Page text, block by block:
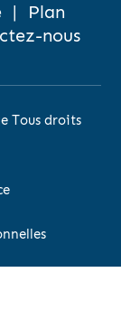
|
Plan
nous
Tous droits